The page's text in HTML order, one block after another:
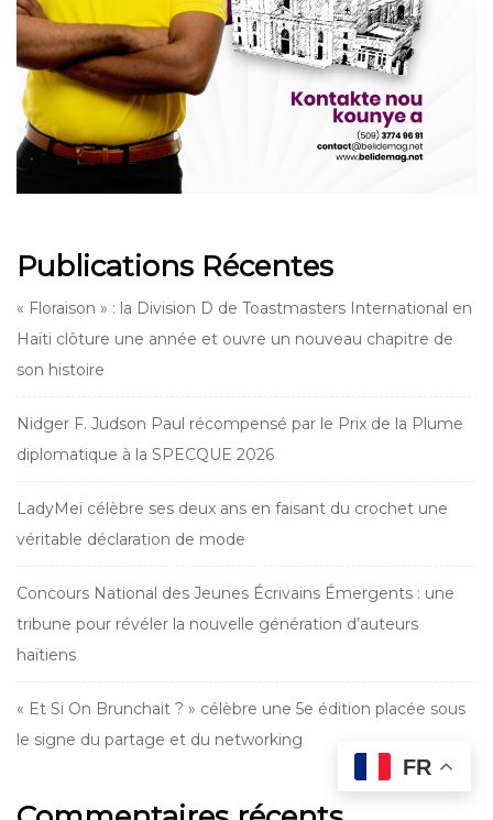
Publications Récentes
« Floraison » : la Division D de Toastmasters International en
Haïti clôture une année et ouvre un nouveau chapitre de
son histoire
Nidger F. Judson Paul récompensé par le Prix de la Plume
diplomatique à la SPECQUE 2026
LadyMeï célèbre ses deux ans en faisant du crochet une
véritable déclaration de mode
Concours National des Jeunes Écrivains Émergents : une
tribune pour révéler la nouvelle génération d’auteurs
haïtiens
« Et Si On Brunchait ? » célèbre une 5e édition placée sous
le signe du partage et du networking
FR